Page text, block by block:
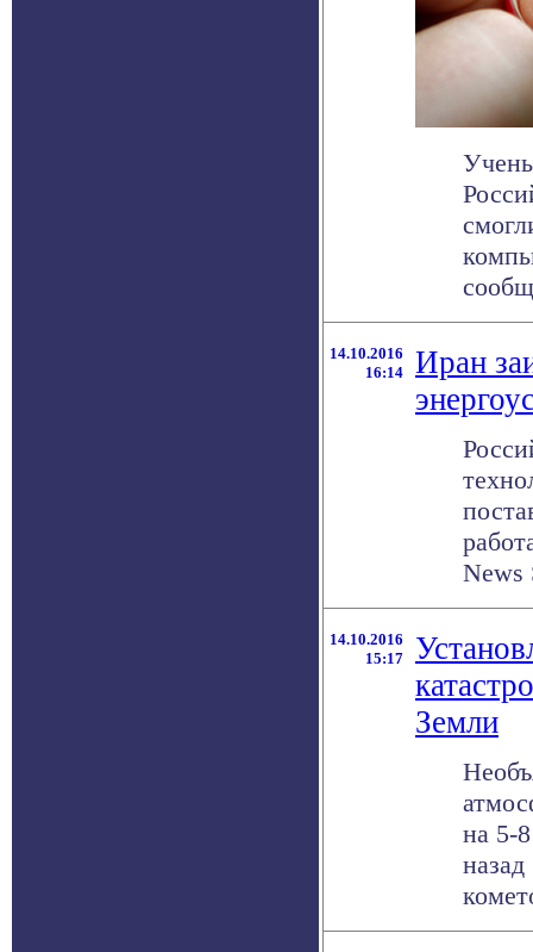
14.10.2016
16:14
Иран
News
14.10.2016
15:17
Земли
на 5-